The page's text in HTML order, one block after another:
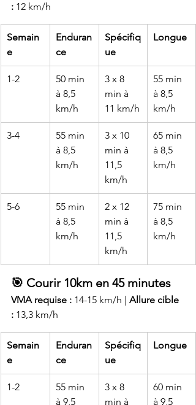
: 12 km/h
Semain
e
Enduran
ce
Spécifiq
ue
Longue
1-2
50 min
à 8,5
km/h
3 x 8
min à
11 km/h
55 min
à 8,5
km/h
3-4
55 min
à 8,5
km/h
3 x 10
min à
11,5
km/h
65 min
à 8,5
km/h
5-6
55 min
à 8,5
km/h
2 x 12
min à
11,5
km/h
75 min
à 8,5
km/h
🎯 Courir 10km en 45 minutes
VMA requise : 14-15 km/h | Allure cible
: 13,3 km/h
Semain
e
Enduran
ce
Spécifiq
ue
Longue
1-2
55 min
à 9,5
3 x 8
min à
60 min
à 9,5